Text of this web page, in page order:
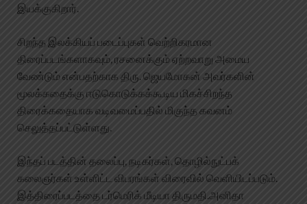
இயக்குகிறார்.
சிறந்த இலக்கியப் படைப்புகள் வெற்றிகரமான
திரைப்படங்களாகவும், ரசனைக்கும் ஏற்றவாறு அமைய
வேண்டும் என்பதற்காக திரு. ஜெயமோகன் அவர்களின்
மூலக்கதைக்கு ஈடுகொடுக்கக்கூடிய மிகச்சிறந்த
திரைக்கதையாக வடிவமைப்பதில் மிகுந்த கவனம்
செலுத்தப்பட்டுள்ளது.
இந்தப் படத்தின் தலைப்பு, நடிகர்கள், தொழில்நுட்பக்
கலைஞர்கள் உள்ளிட்ட விபரங்கள் விரைவில் வெளியிடப்படும்.
இத்திரைப்படத்தை டர்மெரிக் மீடியா திருமதி.அனிதா